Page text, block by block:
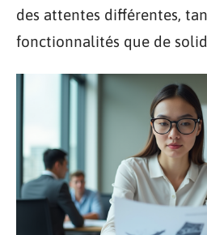
des attentes différentes,
fonctionnalités que de